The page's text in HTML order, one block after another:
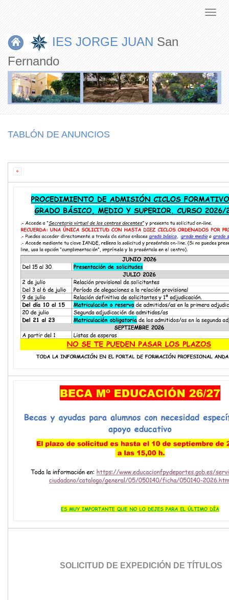
IES JORGE JUAN San
Fernando
TABLÓN DE ANUNCIOS
SOLICITUD DE EXPEDICIÓN DE TÍTULOS